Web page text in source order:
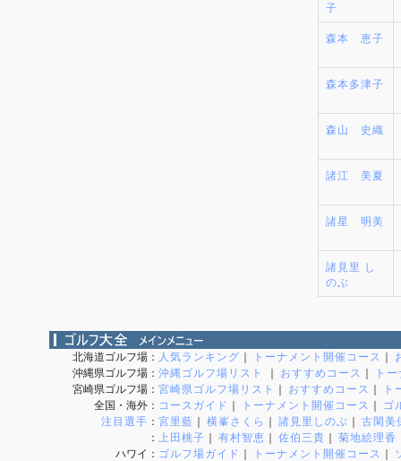
子
森本 恵子
森本多津子
森山 史織
諸江 美夏
諸星 明美
諸見里 し
のぶ
北海道ゴルフ場 ： 人気ランキング トーナメント開催コース
沖縄県ゴルフ場 ： 沖縄ゴルフ場リスト おすすめコース
ト
宮崎県ゴルフ場 ： 宮崎県ゴルフ場リスト おすすめコース
ト
全国・海外 ： コースガイド トーナメント開催コース
ゴ
注目選手 ： 宮里藍 横峯さくら 諸見里しのぶ
古閑美
： 上田桃子 有村智恵 佐伯三貴 菊地絵理香
ハワイ ： ゴルフ場ガイド トーナメント開催コース